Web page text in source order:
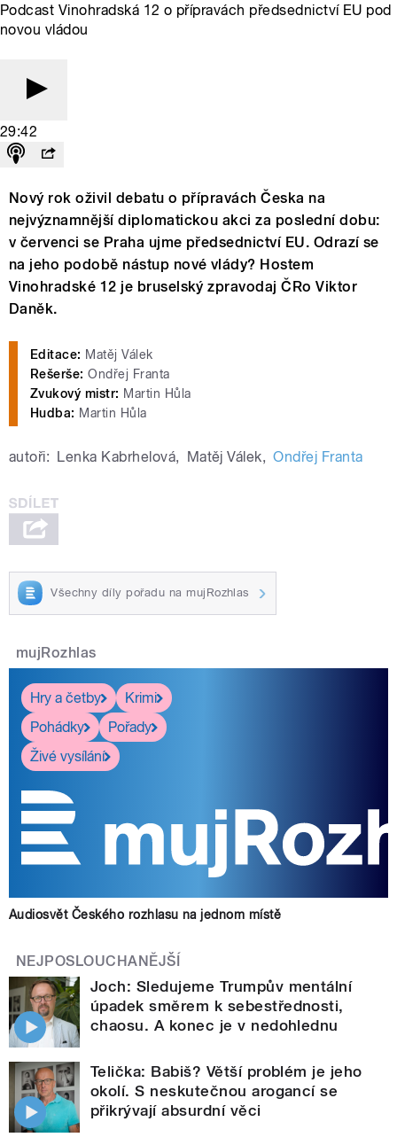
Podcast Vinohradská 12 o přípravách předsednictví EU pod
novou vládou
29:42
Nový rok oživil debatu o přípravách Česka na
nejvýznamnější diplomatickou akci za poslední dobu:
v červenci se Praha ujme předsednictví EU. Odrazí se
na jeho podobě nástup nové vlády? Hostem
Vinohradské 12 je bruselský zpravodaj ČRo Viktor
Daněk.
Editace: Matěj Válek
Rešerše:Ondřej Franta
Zvukový mistr: Martin Hůla
Hudba: Martin Hůla
autoři: Lenka Kabrhelová, Matěj Válek, Ondřej Franta
Všechny díly pořadu na mujRozhlas
mujRozhlas
Hry a četby
Krimi
Pohádky
Pořady
Živé vysílání
Audiosvět Českého rozhlasu na jednom místě
NEJPOSLOUCHANĚJŠÍ
Joch: Sledujeme Trumpův mentální
úpadek směrem k sebestřednosti,
chaosu. A konec je v nedohlednu
Telička: Babiš? Větší problém je jeho
okolí. S neskutečnou arogancí se
přikrývají absurdní věci